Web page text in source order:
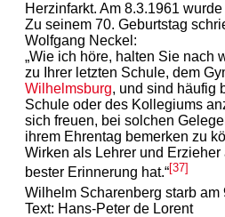
Herzinfarkt. Am 8.3.1961
Zu seinem 70. Geburtstag
Wolfgang Neckel:
„Wie ich höre, halten Sie nach
zu Ihrer letzten Schule, dem
Wilhelmsburg, und sind häufig
Schule oder des Kollegiums
sich freuen, bei solchen
ihrem Ehrentag bemerken zu
Wirken als Lehrer und
bester Erinnerung hat.“[37]
Wilhelm Scharenberg starb am
Text: Hans-Peter de Lorent